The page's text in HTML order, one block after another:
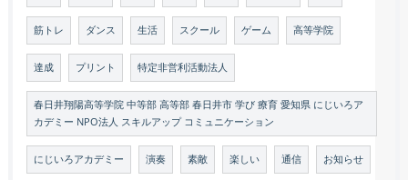
筋トレ ダンス 生活 スクール ゲーム 高等学院
達成 プリント 特定非営利活動法人
春日井翔陽高等学院 中等部 高等部 春日井市 学び 療育 愛知県 にじいろア
カデミー NPO法人 スキルアップ コミュニケーション
にじいろアカデミー 演奏 素敵 楽しい 通信 お知らせ